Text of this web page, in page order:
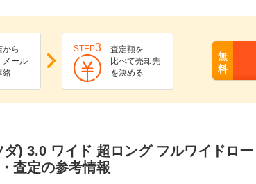
から
メール
絡
STEP3
査定額を
比べて売却先
を決める
無
料
ダ) 3.0 ワイド 超ロング フルワイドロ
査定の参考情報